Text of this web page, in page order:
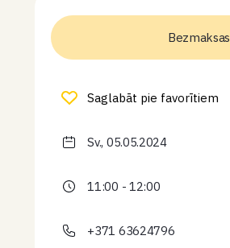
Bezmaksas
Saglabāt pie favorītiem
Sv., 05.05.2024
11:00 - 12:00
+371 63624796